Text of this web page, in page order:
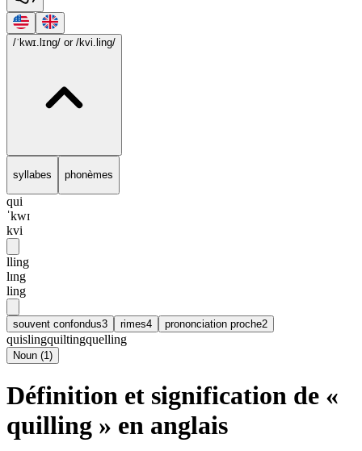
/ˈkwɪ.lɪng/ or /kvi.ling/
syllabes phonèmes
qui
ˈkwɪ
kvi
lling
lɪng
ling
souvent confondus3 rimes4 prononciation proche2
quislingquiltingquelling
Noun (1)
Définition et signification de «
quilling » en anglais